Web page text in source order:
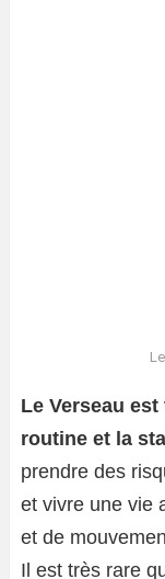
Le Verseau
routine et la
prendre des
et vivre une vie
et de
Il est très rare